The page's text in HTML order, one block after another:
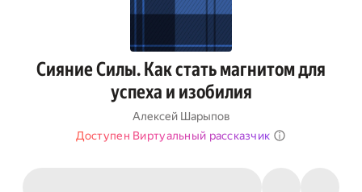
Сияние Силы. Как стать магнитом для
успеха и изобилия
Алексей Шарыпов
Доступен Виртуальный рассказчик